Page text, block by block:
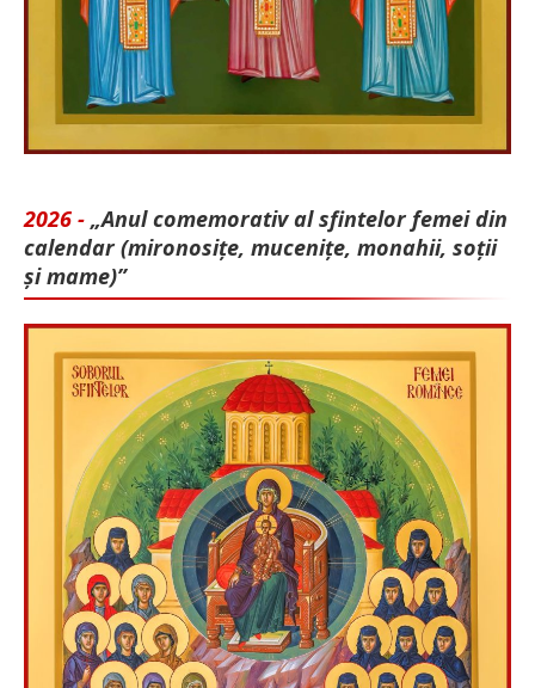
2026 - „Anul comemorativ al sfintelor femei din
calendar (mironosițe, mu­cenițe, monahii, soții
și mame)”